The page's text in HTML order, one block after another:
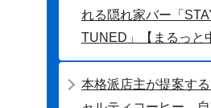
れる隠れ家バー「
TUNED」【まるっと
本格派店主が提案す